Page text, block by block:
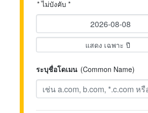
* ไม่บังคับ *
ระบุชื่อโดเมน (Common Name)